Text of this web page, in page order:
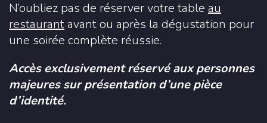
N’oubliez pas de réserver votre table au
restaurantavant ou après la dégustation pour
une soirée complète réussie.
Accès exclusivement réservé aux personnes
majeures sur présentation d’une pièce
d’identité.